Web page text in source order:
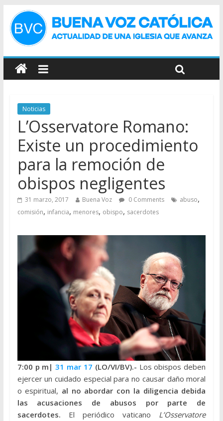
Noticias
L’Osservatore Romano:
Existe un procedimiento
para la remoción de
obispos negligentes
31 marzo, 2017 Buena Voz 0 Comments abuso,
comisión, infancia, menores, obispo, sacerdotes
7:00 p m|31 mar 17 (LO/VI/BV).- Los obispos deben
ejercer un cuidado especial para no causar daño moral
o espiritual, al no abordar con la diligencia debida
las acusaciones de abusos por parte de
sacerdotes. El periódico vaticano L’Osservatore